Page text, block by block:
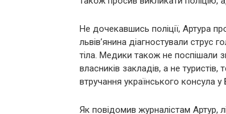
Не дочекавшись поліції, Артура
львів’янина діагностували струс
тіла. Медики також не поспішали
власників закладів, а не
втручання українського консула у
Як повідомив журналістам Артур,